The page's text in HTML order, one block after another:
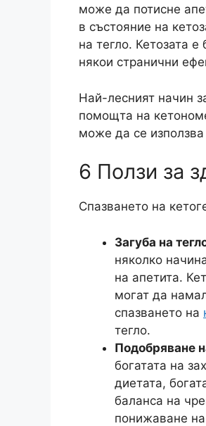
може да потисне
в състояние на
на тегло. Кетозата
някои странични
Най-лесният начин
помощта на
може да се използва
6 Ползи за
Спазването на
Загуба на
няколко
на апетита.
могат да
спазването на
тегло.
Подобряване
богатата на
диетата,
баланса на
понижаване